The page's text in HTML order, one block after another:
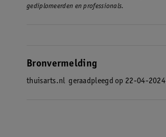
gediplomeerden en professionals.
Bronvermelding
thuisarts.nl geraadpleegd op 22-04-2024